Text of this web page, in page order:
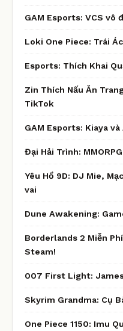
GAM Esports: VCS vô
Loki One Piece: Trái
Esports: Thích Khai
Zin Thích Nấu Ăn
TikTok
GAM Esports: Kiaya
Đại Hải Trình:
Yêu Hồ 9D: DJ Mie,
vai
Dune Awakening:
Borderlands 2 Miễn
Steam!
007 First Light:
Skyrim Grandma: Cụ
One Piece 1150: Imu